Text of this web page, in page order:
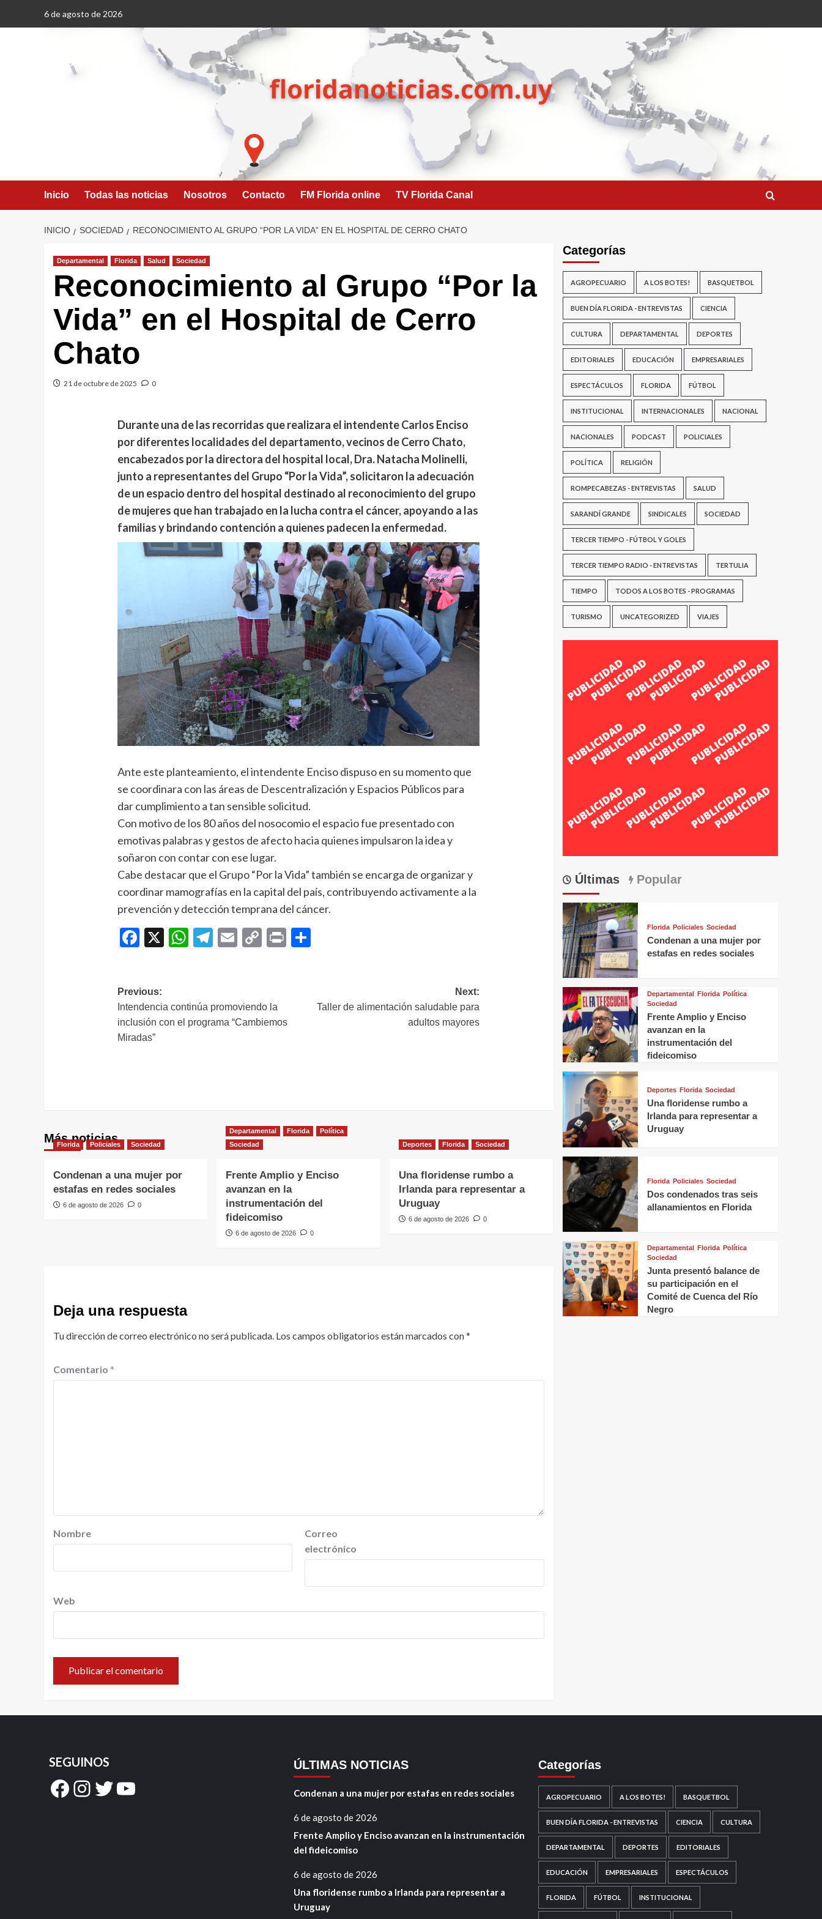
6 de agosto de 2026
Inicio Todas las noticias Nosotros Contacto FM Florida online TV Florida Canal
INICIO SOCIEDAD RECONOCIMIENTO AL GRUPO “POR LA VIDA” EN EL HOSPITAL DE CERRO CHATO
Departamental Florida Salud Sociedad
Reconocimiento al Grupo “Por la
Vida” en el Hospital de Cerro
Chato
21 de octubre de 2025 0
Durante una de las recorridas que realizara el intendente Carlos Enciso
por diferentes localidades del departamento, vecinos de Cerro Chato,
encabezados por la directora del hospital local, Dra. Natacha Molinelli,
junto a representantes del Grupo “Por la Vida”, solicitaron la adecuación
de un espacio dentro del hospital destinado al reconocimiento del grupo
de mujeres que han trabajado en la lucha contra el cáncer, apoyando a las
familias y brindando contención a quienes padecen la enfermedad.
Ante este planteamiento, el intendente Enciso dispuso en su momento que
se coordinara con las áreas de Descentralización y Espacios Públicos para
dar cumplimiento a tan sensible solicitud.
Con motivo de los 80 años del nosocomio el espacio fue presentado con
emotivas palabras y gestos de afecto hacia quienes impulsaron la idea y
soñaron con contar con ese lugar.
Cabe destacar que el Grupo “Por la Vida” también se encarga de organizar y
coordinar mamografías en la capital del país, contribuyendo activamente a la
prevención y detección temprana del cáncer.
Facebook
X WhatsApp
Telegram
EmailCopyPrint
Navegación
de
entradas
Previous:
Intendencia continúa promoviendo la
inclusión con el programa “Cambiemos
Miradas”
Next:
Taller de alimentación saludable para
adultos mayores
Más noticias
Florida Policiales Sociedad
Condenan a una mujer por
estafas en redes sociales
6 de agosto de 2026 0
Departamental Florida
Política
Sociedad
Frente Amplio y Enciso
avanzan en la
instrumentación del
fideicomiso
6 de agosto de 2026 0
Deportes Florida Sociedad
Una floridense rumbo a
Irlanda para representar a
Uruguay
6 de agosto de 2026 0
Deja una respuesta
Tu dirección de correo electrónico no será publicada. Los campos obligatorios están marcados con*
Comentario *
Nombre
Correo
electrónico
Web
Categorías
AGROPECUARIO A LOS BOTES! BASQUETBOL
BUEN DÍA FLORIDA - ENTREVISTAS CIENCIA
CULTURA DEPARTAMENTAL DEPORTES
EDITORIALES EDUCACIÓN EMPRESARIALES
ESPECTÁCULOS FLORIDA FÚTBOL
INSTITUCIONAL INTERNACIONALES NACIONAL
NACIONALES PODCAST POLICIALES
POLÍTICA RELIGIÓN
ROMPECABEZAS - ENTREVISTAS SALUD
SARANDÍ GRANDE SINDICALES SOCIEDAD
TERCER TIEMPO - FÚTBOL Y GOLES
TERCER TIEMPO RADIO - ENTREVISTAS TERTULIA
TIEMPO TODOS A LOS BOTES - PROGRAMAS
TURISMO UNCATEGORIZED VIAJES
Últimas Popular
Florida Policiales Sociedad
Condenan a una mujer por
estafas en redes sociales
Departamental Florida Política
Sociedad
Frente Amplio y Enciso
avanzan en la
instrumentación del
fideicomiso
Deportes Florida Sociedad
Una floridense rumbo a
Irlanda para representar a
Uruguay
Florida Policiales Sociedad
Dos condenados tras seis
allanamientos en Florida
Departamental Florida Política
Sociedad
Junta presentó balance de
su participación en el
Comité de Cuenca del Río
Negro
SEGUINOS
Facebook
Instagram
Twitter
YouTube
ÚLTIMAS NOTICIAS
Condenan a una mujer por estafas en redes sociales
6 de agosto de 2026
Frente Amplio y Enciso avanzan en la instrumentación
del fideicomiso
6 de agosto de 2026
Una floridense rumbo a Irlanda para representar a
Uruguay
Categorías
AGROPECUARIO A LOS BOTES! BASQUETBOL
BUEN DÍA FLORIDA - ENTREVISTAS CIENCIA CULTURA
DEPARTAMENTAL DEPORTES EDITORIALES
EDUCACIÓN EMPRESARIALES ESPECTÁCULOS
FLORIDA FÚTBOL INSTITUCIONAL